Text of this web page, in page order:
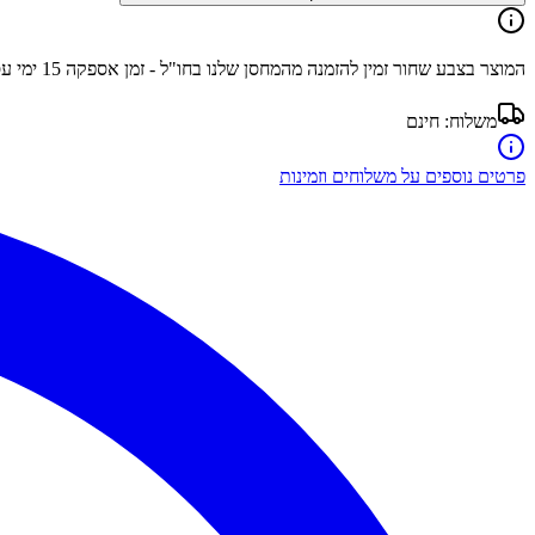
המוצר בצבע שחור זמין להזמנה מהמחסן שלנו בחו"ל - זמן אספקה 15 ימי
משלוח: חינם
פרטים נוספים על משלוחים וזמינות